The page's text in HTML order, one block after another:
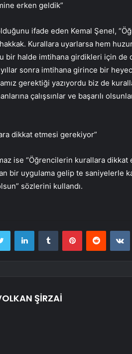
erken geldik”
ifade eden Kemal Şenel,
Kurallara uyarlarsa hem
bir halde imtihana girdikleri için de
sonra imtihana girince bir
gerektiği yazıyordu biz de
çalışsınlar ve başarılı
dikkat etmesi gerekiyor”
ise “Öğrencilerin kurallara
bir uygulama gelip te saniyelerle
sözlerini kullandı.
Twitter LinkedInTumblr PinterestReddit
ŞİRZAİ